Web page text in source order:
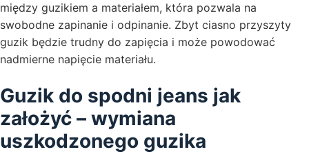
między guzikiem a materiałem, która pozwala na
swobodne zapinanie i odpinanie. Zbyt ciasno przyszyty
guzik będzie trudny do zapięcia i może powodować
nadmierne napięcie materiału.
Guzik do spodni jeans jak
założyć – wymiana
uszkodzonego guzika